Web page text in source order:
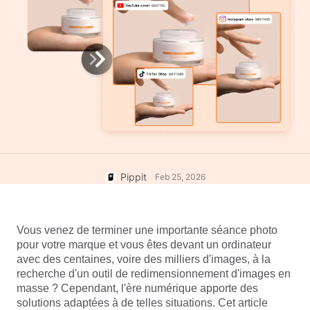
Éditer maintenant
Images de produits IA
manière groupée.
Lover Brand Fashion's Story
Centre d'aide
Compte d'utilisateur
Gestion des ressources
Meilleurs sites Web de
modèles de vidéos
promotionnelles
7 idées d'affiches
promotionnelles
Conseils aux entreprises
Affiches de produits alimentées
pour stimuler les ventes
Conseils sur les médias
sociaux
Créer des photos de
couverture Facebook
Pippit Feb 25, 2026
Vous venez de terminer une importante séance photo
pour votre marque et vous êtes devant un ordinateur
avec des centaines, voire des milliers d'images, à la
recherche d'un outil de redimensionnement d'images en
masse ? Cependant, l'ère numérique apporte des
solutions adaptées à de telles situations. Cet article